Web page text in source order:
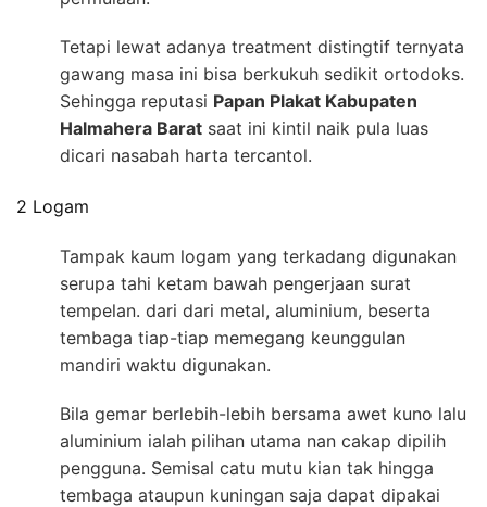
Tetapi lewat adanya treatment distingtif ternyata
gawang masa ini bisa berkukuh sedikit ortodoks.
Sehingga reputasi Papan Plakat Kabupaten
Halmahera Barat saat ini kintil naik pula luas
dicari nasabah harta tercantol.
2 Logam
Tampak kaum logam yang terkadang digunakan
serupa tahi ketam bawah pengerjaan surat
tempelan. dari dari metal, aluminium, beserta
tembaga tiap-tiap memegang keunggulan
mandiri waktu digunakan.
Bila gemar berlebih-lebih bersama awet kuno lalu
aluminium ialah pilihan utama nan cakap dipilih
pengguna. Semisal catu mutu kian tak hingga
tembaga ataupun kuningan saja dapat dipakai